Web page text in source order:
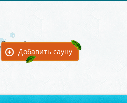
Для владельцев:
Добавить сауну